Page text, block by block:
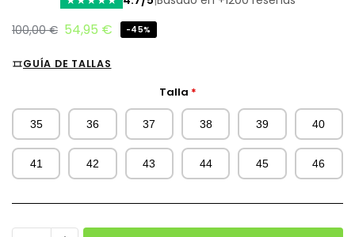
100,00€ 54,95 € -45%
GUÍA DE TALLAS
Talla *
35 36 37 38 39 40
41 42 43 44 45 46